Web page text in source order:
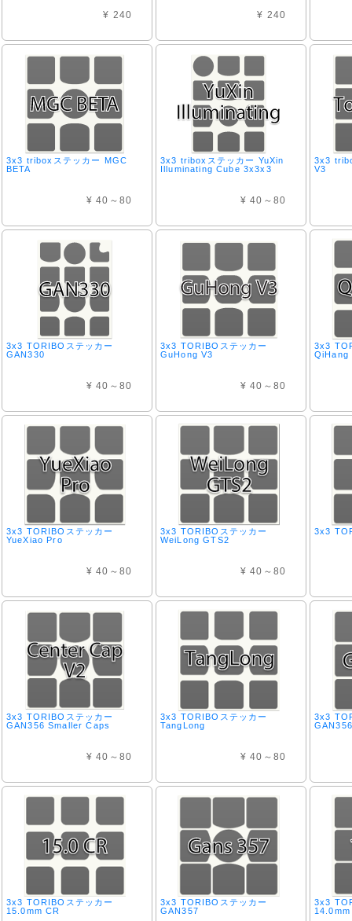
¥ 240 ¥ 240
3x3 triboxステッカー MGC
BETA
¥ 40～80
3x3 triboxステッカー YuXin
Illuminating Cube 3x3x3
¥ 40～80
3x3
V3
3x3 TORIBOステッカー
GAN330
¥ 40～80
3x3 TORIBOステッカー
GuHong V3
¥ 40～80
3x3
QiHang
3x3 TORIBOステッカー
YueXiao Pro
¥ 40～80
3x3 TORIBOステッカー
WeiLong GTS2
¥ 40～80
3x3
3x3 TORIBOステッカー
GAN356 Smaller Caps
¥ 40～80
3x3 TORIBOステッカー
TangLong
¥ 40～80
3x3
GAN356
3x3 TORIBOステッカー
15.0mm CR
3x3 TORIBOステッカー
GAN357
3x3